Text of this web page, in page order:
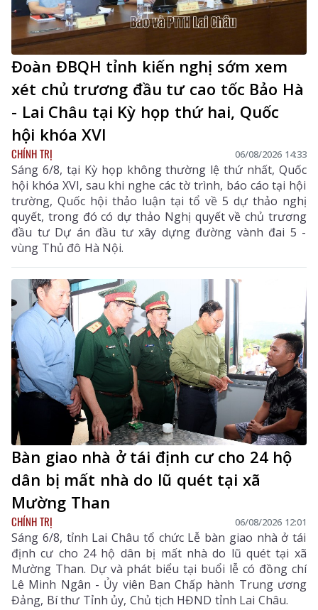
Đoàn ĐBQH tỉnh kiến nghị sớm xem
xét chủ trương đầu tư cao tốc Bảo Hà
- Lai Châu tại Kỳ họp thứ hai, Quốc
hội khóa XVI
CHÍNH TRỊ 06/08/2026 14:33
Sáng 6/8, tại Kỳ họp không thường lệ thứ nhất, Quốc
hội khóa XVI, sau khi nghe các tờ trình, báo cáo tại hội
trường, Quốc hội thảo luận tại tổ về 5 dự thảo nghị
quyết, trong đó có dự thảo Nghị quyết về chủ trương
đầu tư Dự án đầu tư xây dựng đường vành đai 5 -
vùng Thủ đô Hà Nội.
Bàn giao nhà ở tái định cư cho 24 hộ
dân bị mất nhà do lũ quét tại xã
Mường Than
CHÍNH TRỊ 06/08/2026 12:01
Sáng 6/8, tỉnh Lai Châu tổ chức Lễ bàn giao nhà ở tái
định cư cho 24 hộ dân bị mất nhà do lũ quét tại xã
Mường Than. Dự và phát biểu tại buổi lễ có đồng chí
Lê Minh Ngân - Ủy viên Ban Chấp hành Trung ương
Đảng, Bí thư Tỉnh ủy, Chủ tịch HĐND tỉnh Lai Châu.